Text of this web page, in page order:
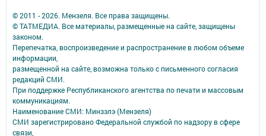
© 2011 - 2026. Мензеля. Все права защищены.
© ТАТМЕДИА. Все материалы, размещенные на сайте, защищены
законом.
Перепечатка, воспроизведение и распространение в любом объеме
информации,
размещенной на сайте, возможна только с письменного согласия
редакций СМИ.
При поддержке Республиканского агентства по печати и массовым
коммуникациям.
Наименование СМИ: Минзэлэ (Мензеля)
СМИ зарегистрировано Федеральной службой по надзору в сфере
связи,